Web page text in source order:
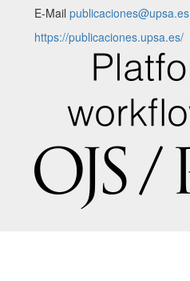
E-Mail publicaciones@upsa.es
https://publicaciones.upsa.es/